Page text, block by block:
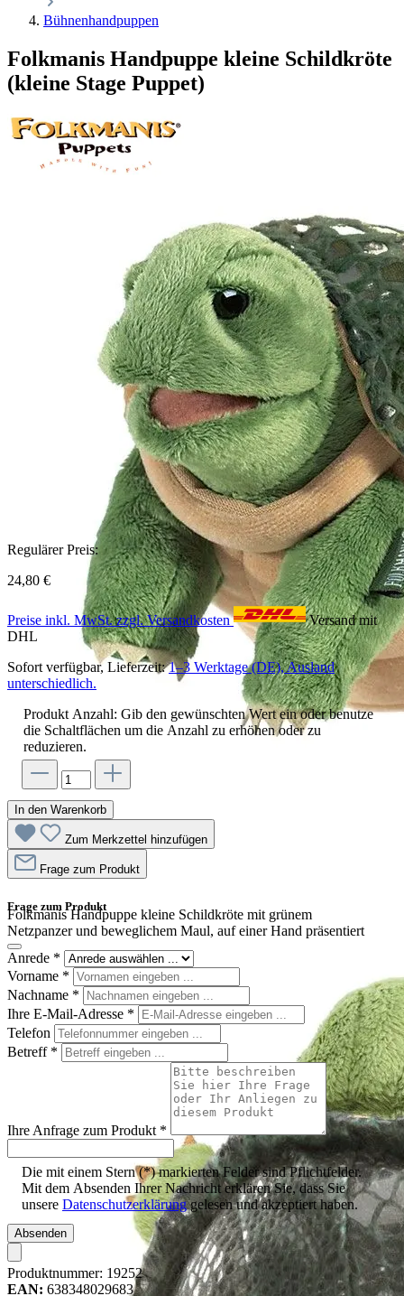
Bühnenhandpuppen
Folkmanis Handpuppe kleine Schildkröte
(kleine Stage Puppet)
Folkmanis Handpuppe kleine Schildkröte mit grünem
Netzpanzer und beweglichem Maul, auf einer Hand präsentiert
Regulärer Preis:
24,80 €
Preise inkl. MwSt. zzgl. Versandkosten
Versand mit
DHL
Sofort verfügbar, Lieferzeit:1–3 Werktage (DE), Ausland
unterschiedlich.
Produkt Anzahl: Gib den gewünschten Wert ein oder benutze
die Schaltflächen um die Anzahl zu erhöhen oder zu
reduzieren.
In den Warenkorb
Zum Merkzettel hinzufügen
Frage zum Produkt
Frage zum Produkt
Anrede *
Vorname *
Nachname *
Ihre E-Mail-Adresse *
Telefon
Betreff *
Ihre Anfrage zum Produkt *
Die mit einem Stern (*) markierten Felder sind Pflichtfelder.
Mit dem Absenden Ihrer Nachricht erklären Sie, dass Sie
unsere Datenschutzerklärunggelesen und akzeptiert haben.
Absenden
Produktnummer: 19252
EAN: 638348029683